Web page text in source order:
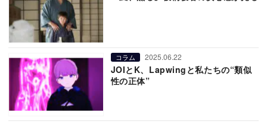
コラム 2025.06.22
JOIとK、Lapwingと私たちの“類似
性の正体”